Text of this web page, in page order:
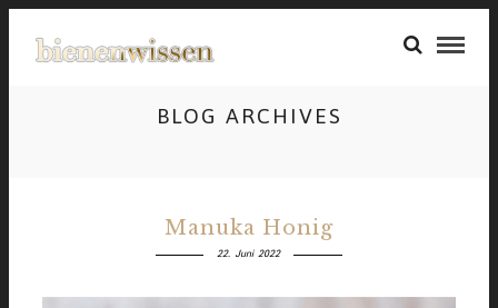
BLOG ARCHIVES
Manuka Honig
22. Juni 2022